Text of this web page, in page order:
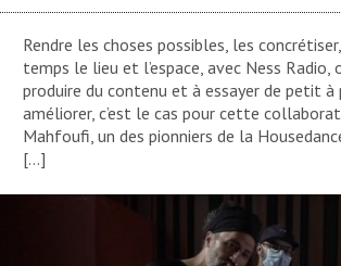
Rendre les choses possibles, les
temps le lieu et l’espace, avec Ness Radio,
produire du contenu et à essayer de petit
améliorer, c’est le cas pour cette
Mahfoufi, un des pionniers de la
[…]